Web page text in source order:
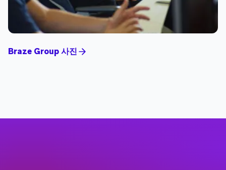
Braze Group 사진